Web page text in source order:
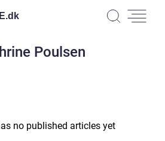
dk
Poulsen
no published articles yet